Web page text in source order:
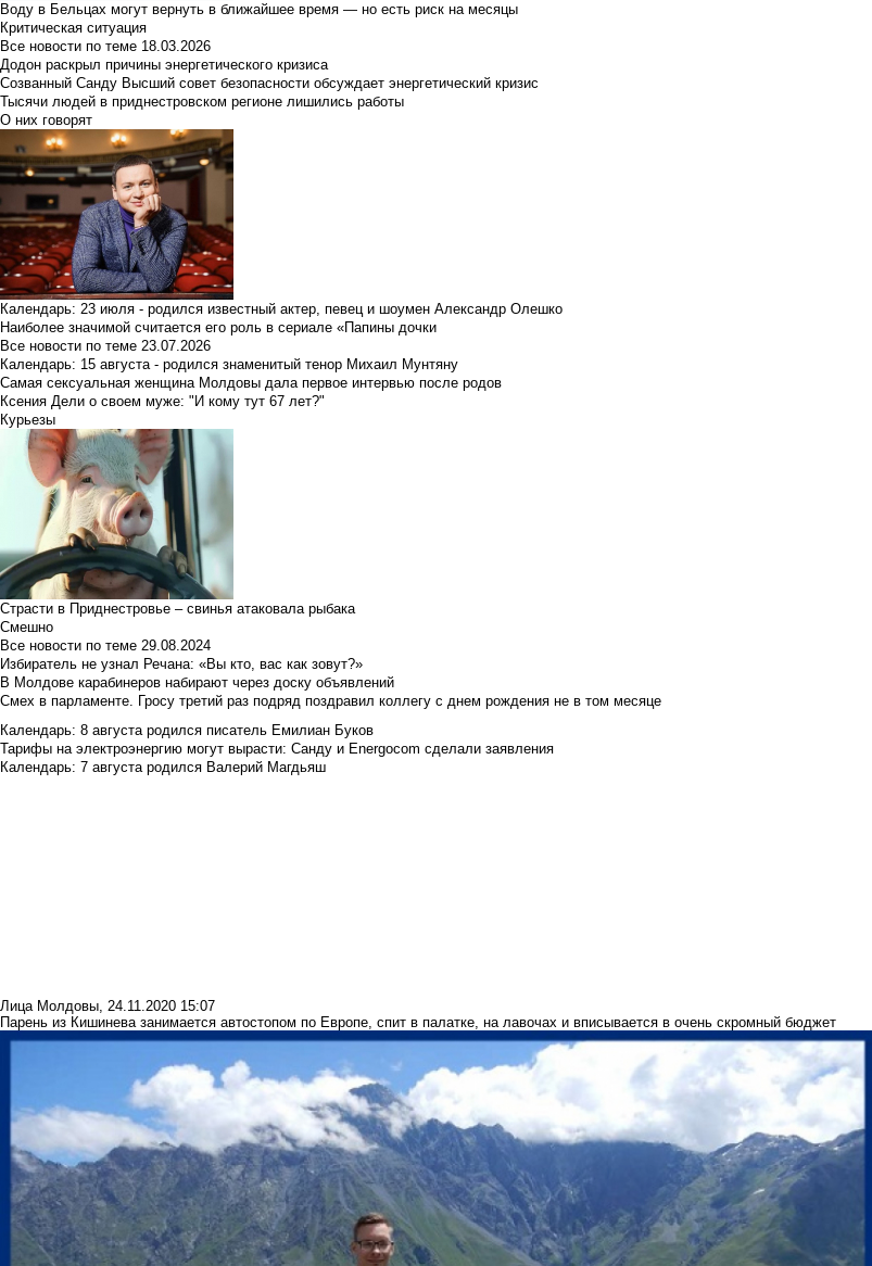
Воду в Бельцах могут вернуть в ближайшее время — но есть риск на месяцы
Критическая ситуация
Все новости по теме 18.03.2026
Додон раскрыл причины энергетического кризиса
Созванный Санду Высший совет безопасности обсуждает энергетический кризис
Тысячи людей в приднестровском регионе лишились работы
О них говорят
Календарь: 23 июля - родился известный актер, певец и шоумен Александр Олешко
Наиболее значимой считается его роль в сериале «Папины дочки
Все новости по теме 23.07.2026
Календарь: 15 августа - родился знаменитый тенор Михаил Мунтяну
Самая сексуальная женщина Молдовы дала первое интервью после родов
Ксения Дели о своем муже: "И кому тут 67 лет?"
Курьезы
Страсти в Приднестровье – свинья атаковала рыбака
Смешно
Все новости по теме 29.08.2024
Избиратель не узнал Речана: «Вы кто, вас как зовут?»
В Молдове карабинеров набирают через доску объявлений
Смех в парламенте. Гросу третий раз подряд поздравил коллегу с днем рождения не в том месяце
Календарь: 8 августа родился писатель Емилиан Буков
Тарифы на электроэнергию могут вырасти: Санду и Energocom сделали заявления
Календарь: 7 августа родился Валерий Магдьяш
Лица Молдовы, 24.11.2020 15:07
Парень из Кишинева занимается автостопом по Европе, спит в палатке, на лавочах и вписывается в очень скромный бюджет